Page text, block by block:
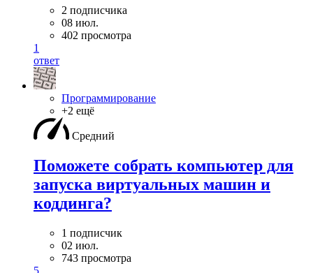
2 подписчика
08 июл.
402 просмотра
1
ответ
Программирование
+2 ещё
Средний
Поможете собрать компьютер для
запуска виртуальных машин и
коддинга?
1 подписчик
02 июл.
743 просмотра
5